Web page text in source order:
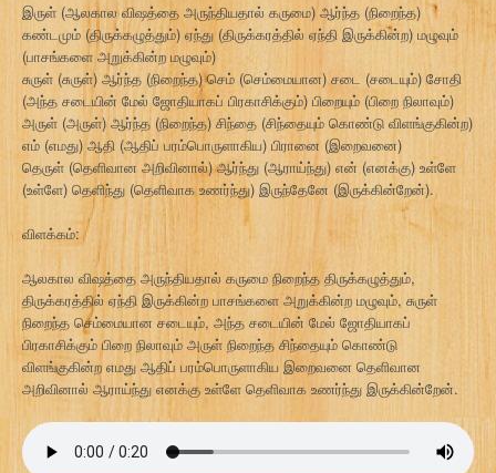
இருள் (ஆலகால விஷத்தை அருந்தியதால் கருமை) ஆர்ந்த (நிறைந்த)
கண்டமும் (திருக்கழுத்தும்) ஏந்து (திருக்கரத்தில் ஏந்தி இருக்கின்ற) மழுவும்
(பாசங்களை அறுக்கின்ற மழுவும்)
சுருள் (சுருள்) ஆர்ந்த (நிறைந்த) செம் (செம்மையான) சடை (சடையும்) சோதி
(அந்த சடையின் மேல் ஜோதியாகப் பிரகாசிக்கும்) பிறையும் (பிறை நிலாவும்)
அருள் (அருள்) ஆர்ந்த (நிறைந்த) சிந்தை (சிந்தையும் கொண்டு விளங்குகின்ற)
எம் (எமது) ஆதி (ஆதிப் பரம்பொருளாகிய) பிரானை (இறைவனை)
தெருள் (தெளிவான அறிவினால்) ஆர்ந்து (ஆராய்ந்து) என் (எனக்கு) உள்ளே
(உள்ளே) தெளிந்து (தெளிவாக உணர்ந்து) இருந்தேனே (இருக்கின்றேன்).
விளக்கம்:
ஆலகால விஷத்தை அருந்தியதால் கருமை நிறைந்த திருக்கழுத்தும்,
திருக்கரத்தில் ஏந்தி இருக்கின்ற பாசங்களை அறுக்கின்ற மழுவும், சுருள்
நிறைந்த செம்மையான சடையும், அந்த சடையின் மேல் ஜோதியாகப்
பிரகாசிக்கும் பிறை நிலாவும் அருள் நிறைந்த சிந்தையும் கொண்டு
விளங்குகின்ற எமது ஆதிப் பரம்பொருளாகிய இறைவனை தெளிவான
அறிவினால் ஆராய்ந்து எனக்கு உள்ளே தெளிவாக உணர்ந்து இருக்கின்றேன்.